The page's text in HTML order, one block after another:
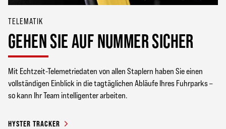
TELEMATIK
GEHEN SIE AUF NUMMER SICHER
Mit Echtzeit-Telemetriedaten von allen Staplern haben Sie einen
vollständigen Einblick in die tagtäglichen Abläufe Ihres Fuhrparks –
so kann Ihr Team intelligenter arbeiten.
HYSTER TRACKER